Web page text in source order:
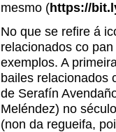
mesmo (https://
No que se refire á
relacionados co
exemplos. A
bailes relacionados
de Serafín
Meléndez) no
(non da regueifa,